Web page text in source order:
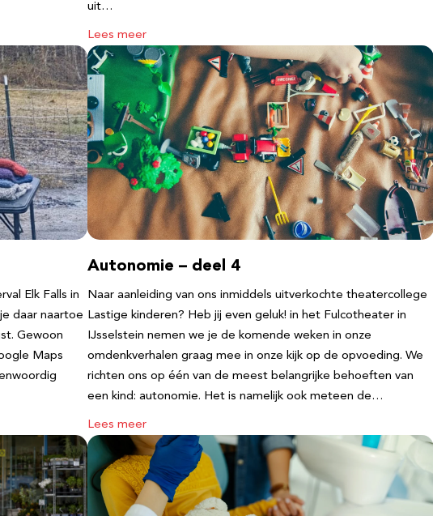
uit…
Lees meer
Elk Falls in
daar naartoe
Gewoon
Maps
Autonomie – deel 4
Naar aanleiding van ons inmiddels uitverkochte theatercollege
Lastige kinderen? Heb jij even geluk! in het Fulcotheater in
IJsselstein nemen we je de komende weken in onze
omdenkverhalen graag mee in onze kijk op de opvoeding. We
richten ons op één van de meest belangrijke behoeften van
een kind: autonomie. Het is namelijk ook meteen de…
Lees meer